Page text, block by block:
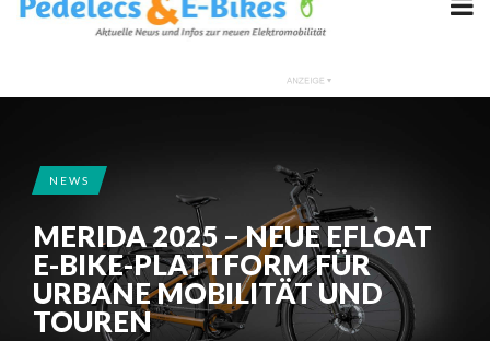
NEWS
MERIDA 2025 – NEUE EFLOAT
E-BIKE-PLATTFORM FÜR
URBANE MOBILITÄT UND
TOUREN